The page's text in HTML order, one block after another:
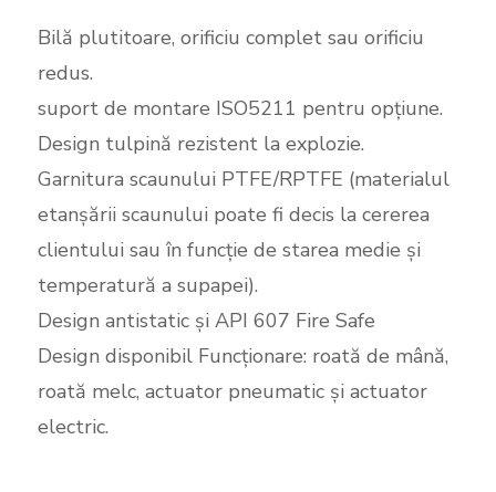
Bilă plutitoare, orificiu complet sau orificiu
redus.
suport de montare ISO5211 pentru opțiune.
Design tulpină rezistent la explozie.
Garnitura scaunului PTFE/RPTFE (materialul
etanșării scaunului poate fi decis la cererea
clientului sau în funcție de starea medie și
temperatură a supapei).
Design antistatic și API 607 Fire Safe
Design disponibil Funcționare: roată de mână,
roată melc, actuator pneumatic și actuator
electric.